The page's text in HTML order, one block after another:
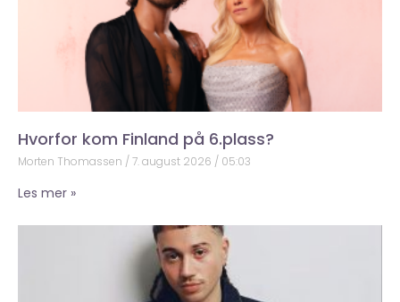
Hvorfor kom Finland på 6.plass?
Morten Thomassen 7. august 2026 05:03
Les mer »